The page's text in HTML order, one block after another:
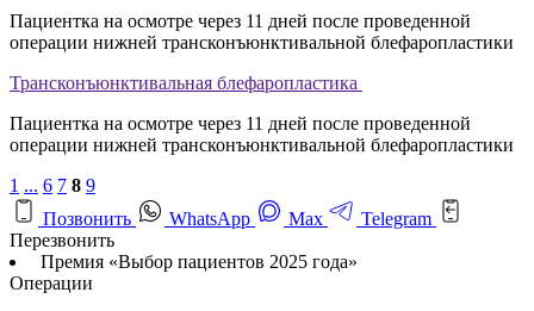
Пациентка на осмотре через 11 дней после проведенной
операции нижней трансконъюнктивальной блефаропластики
Трансконъюнктивальная блефаропластика
Пациентка на осмотре через 11 дней после проведенной
операции нижней трансконъюнктивальной блефаропластики
1 ... 6 7 8 9
Позвонить
WhatsApp Max
Telegram
Перезвонить
Премия «Выбор пациентов 2025 года»
Операции